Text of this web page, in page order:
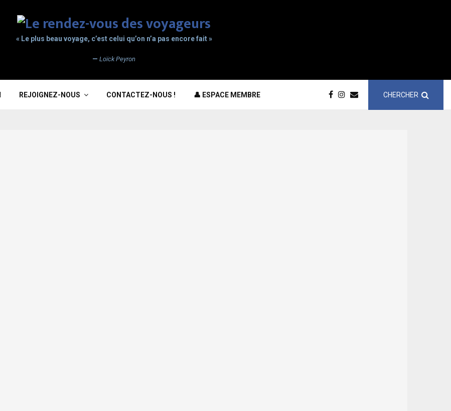
« Le plus beau voyage, c’est celui qu’on n’a pas encore fait »
— Loïck Peyron
REJOIGNEZ-NOUS CONTACTEZ-NOUS ! 👤 ESPACE MEMBRE CHERCHER